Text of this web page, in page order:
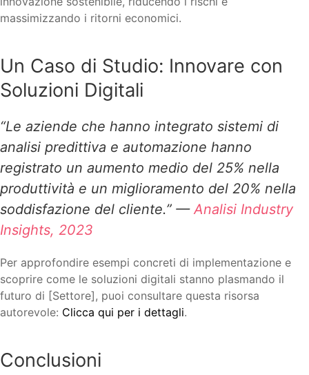
massimizzando i ritorni economici.
Un Caso di Studio: Innovare con
Soluzioni Digitali
“Le aziende che hanno integrato sistemi di
analisi predittiva e automazione hanno
registrato un aumento medio del 25% nella
produttività e un miglioramento del 20% nella
soddisfazione del cliente.” —Analisi Industry
Insights, 2023
Per approfondire esempi concreti di implementazione e
scoprire come le soluzioni digitali stanno plasmando il
futuro di [Settore], puoi consultare questa risorsa
autorevole: Clicca qui per i dettagli.
Conclusioni